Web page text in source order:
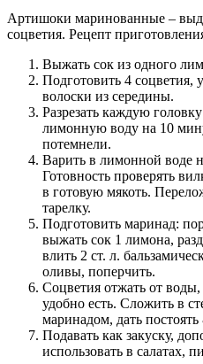
Артишоки маринованные –
соцветия. Рецепт
Выжать сок из одного
Подготовить 4 соцветия,
волоски из середины.
Разрезать каждую
лимонную воду на 10
потемнели.
Варить в лимонной воде
Готовность проверять
в готовую мякоть.
тарелку.
Подготовить маринад:
выжать сок 1 лимона,
влить 2 ст. л.
оливы, поперчить.
Соцветия отжать от
удобно есть. Сложить в
маринадом, дать постоять
Подавать как закуску,
использовать в салатах,